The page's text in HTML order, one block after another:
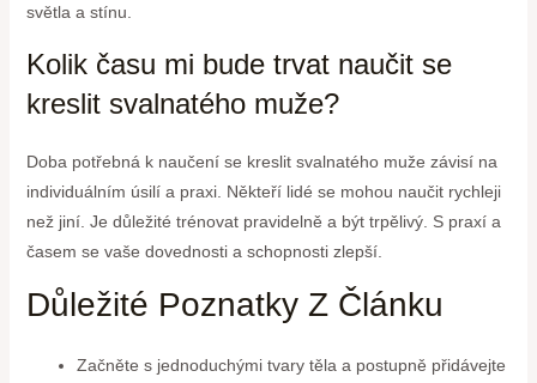
světla a stínu.
Kolik času mi bude trvat naučit se
kreslit svalnatého muže?
Doba potřebná k naučení se kreslit svalnatého muže závisí na
individuálním úsilí a praxi. Někteří lidé se mohou naučit rychleji
než jiní. Je důležité trénovat pravidelně a být trpělivý. S praxí a
časem se vaše dovednosti a schopnosti zlepší.
Důležité Poznatky Z Článku
Začněte s jednoduchými tvary těla a postupně přidávejte